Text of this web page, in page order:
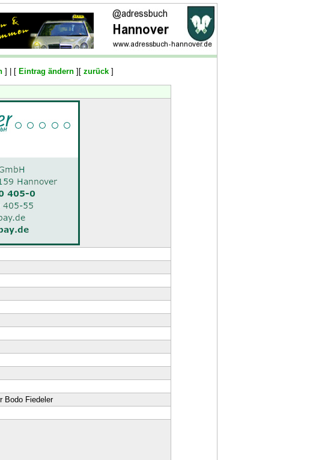
] | [ Eintrag ändern ][ zurück ]
Bodo Fiedeler